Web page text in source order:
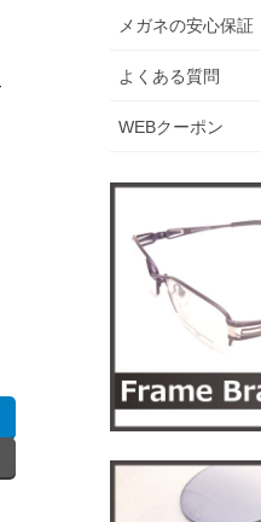
メガネの安心保証
よくある質問
WEBクーポン